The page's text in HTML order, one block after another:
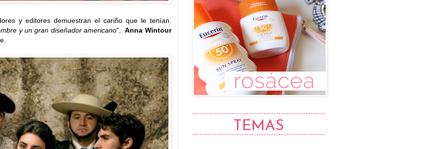
y editores demuestran el cariño que le tenían.
y un gran diseñador americano", Anna Wintour
TEMAS